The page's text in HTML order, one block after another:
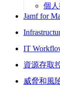
個
Jamf for
IT
資源存取
威脅和風